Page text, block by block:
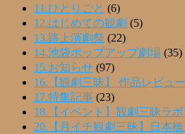
11.ひとりごと (6)
12.はじめての観劇 (5)
13.路上演劇祭 (22)
14.池袋ポップアップ劇場 (35)
15.お知らせ (97)
16.【観劇三昧】 作品レビュー
17.特集記事 (23)
18.【イベント】観劇三昧ラ
20.【月イチ観劇三昧】日本